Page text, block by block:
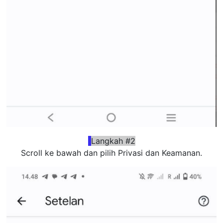
Langkah #2
Scroll ke bawah dan pilih Privasi dan Keamanan.